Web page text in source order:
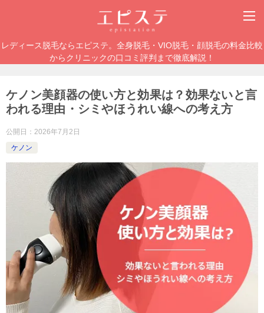
レディース脱毛ならエピステ。全身脱毛・VIO脱毛・顔脱毛の料金比較
からクリニックの口コミ評判まで徹底解説！
ケノン美顔器の使い方と効果は？効果ないと言
われる理由・シミやほうれい線への考え方
公開日： 2026年7月2日
ケノン